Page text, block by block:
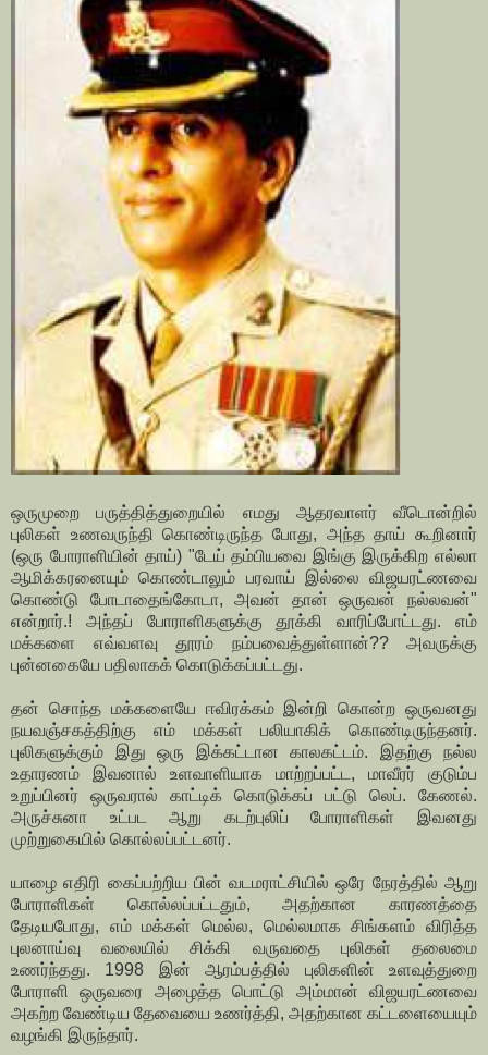
ஒருமுறை பருத்தித்துறையில் எமது ஆதரவாளர் வீடொன்றில்
புலிகள் உணவருந்தி கொண்டிருந்த போது, அந்த தாய் கூறினார்
(ஒரு போராளியின் தாய்) "டேய் தம்பியவை இங்கு இருக்கிற எல்லா
ஆமிக்கரனையும் கொண்டாலும் பரவாய் இல்லை விஜயரட்ணவை
கொண்டு போடாதைங்கோடா, அவன் தான் ஒருவன் நல்லவன்"
என்றார்.! அந்தப் போராளிகளுக்கு தூக்கி வாரிப்போட்டது. எம்
மக்களை எவ்வளவு தூரம் நம்பவைத்துள்ளான்?? அவருக்கு
புன்னகையே பதிலாகக் கொடுக்கப்பட்டது.
தன் சொந்த மக்களையே ஈவிரக்கம் இன்றி கொன்ற ஒருவனது
நயவஞ்சகத்திற்கு எம் மக்கள் பலியாகிக் கொண்டிருந்தனர்.
புலிகளுக்கும் இது ஒரு இக்கட்டான காலகட்டம். இதற்கு நல்ல
உதாரணம் இவனால் உளவாளியாக மாற்றப்பட்ட, மாவீரர் குடும்ப
உறுப்பினர் ஒருவரால் காட்டிக் கொடுக்கப் பட்டு லெப். கேணல்.
அருச்சுனா உட்பட ஆறு கடற்புலிப் போராளிகள் இவனது
முற்றுகையில் கொல்லப்பட்டனர்.
யாழை எதிரி கைப்பற்றிய பின் வடமராட்சியில் ஒரே நேரத்தில் ஆறு
போராளிகள் கொல்லப்பட்டதும், அதற்கான காரணத்தை
தேடியபோது, எம் மக்கள் மெல்ல, மெல்லமாக சிங்களம் விரித்த
புலனாய்வு வலையில் சிக்கி வருவதை புலிகள் தலைமை
உணர்ந்தது. 1998 இன் ஆரம்பத்தில் புலிகளின் உளவுத்துறை
போராளி ஒருவரை அழைத்த பொட்டு அம்மான் விஜயரட்ணவை
அகற்ற வேண்டிய தேவையை உணர்த்தி, அதற்கான கட்டளையையும்
வழங்கி இருந்தார்.